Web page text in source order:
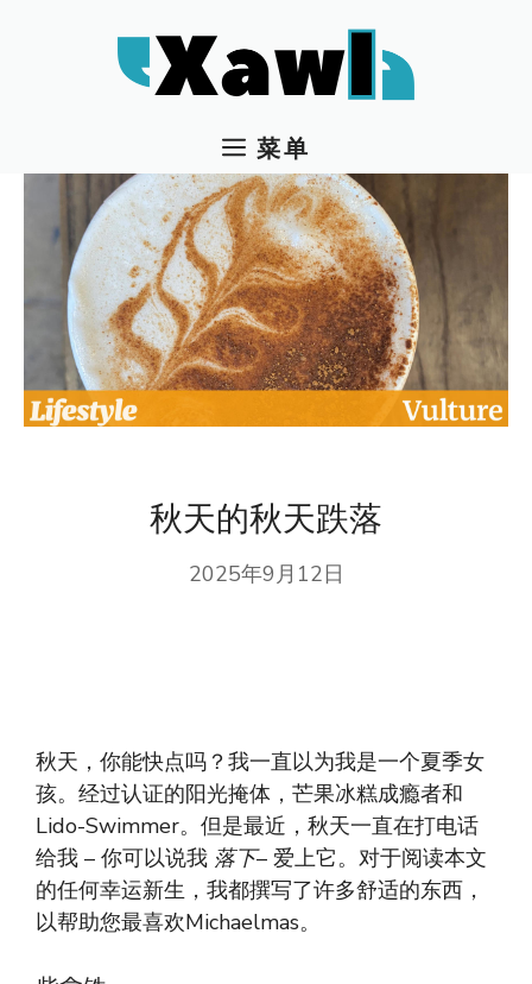
菜单
秋天的秋天跌落
2025年9月12日
秋天，你能快点吗？我一直以为我是一个夏季女
孩。经过认证的阳光掩体，芒果冰糕成瘾者和
Lido-Swimmer。但是最近，秋天一直在打电话
给我 – 你可以说我 落下– 爱上它。对于阅读本文
的任何幸运新生，我都撰写了许多舒适的东西，
以帮助您最喜欢Michaelmas。